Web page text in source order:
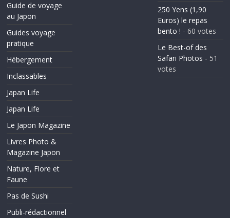
Guide de voyage
au Japon
Guides voyage
pratique
Hébergement
Inclassables
Japan Life
Japan Life
Le Japon Magazine
Livres Photo &
Magazine Japon
Nature, Flore et
Faune
Pas de Sushi
Publi-rédactionnel
250 Yens (1,90
Euros) le repas
bento ! - 60 votes
Le Best-of des
Safari Photos - 51
votes